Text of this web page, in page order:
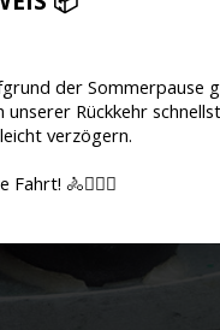
der Sommerpause
Rückkehr
verzögern.
🚴🚴🏻‍♀️